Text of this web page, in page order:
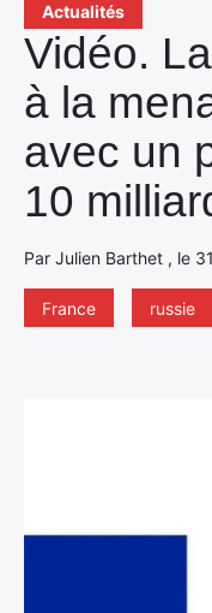
Actualités
Vidéo.
à la
avec un
10
Par Julien Barthet , le
France russie